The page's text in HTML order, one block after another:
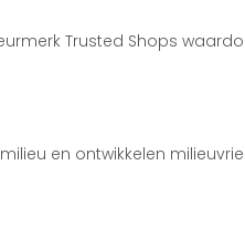
Trusted Shops
en ontwikkelen